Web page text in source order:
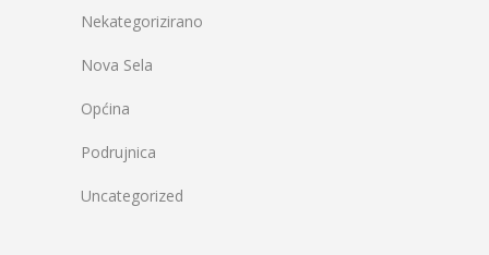
Nekategorizirano
Nova Sela
Općina
Podrujnica
Uncategorized